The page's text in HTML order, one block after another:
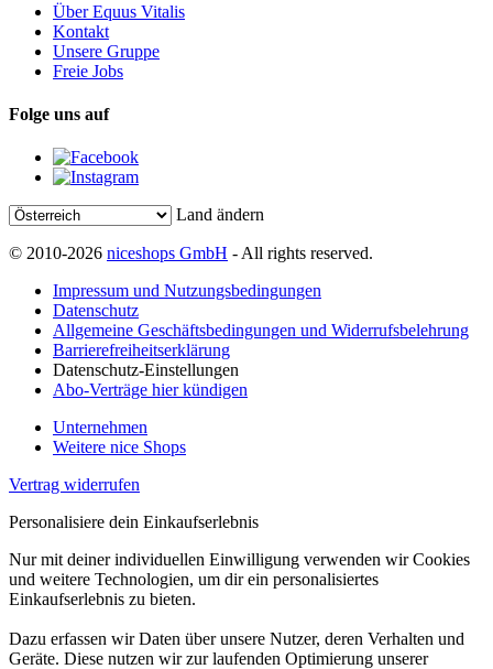
Über Equus Vitalis
Kontakt
Unsere Gruppe
Freie Jobs
Folge uns auf
Land ändern
© 2010-2026 niceshops GmbH - All rights reserved.
Impressum und Nutzungsbedingungen
Datenschutz
Allgemeine Geschäftsbedingungen und Widerrufsbelehrung
Barrierefreiheitserklärung
Datenschutz-Einstellungen
Abo-Verträge hier kündigen
Unternehmen
Weitere nice Shops
Vertrag widerrufen
Personalisiere dein Einkaufserlebnis
Nur mit deiner individuellen Einwilligung verwenden wir Cookies
und weitere Technologien, um dir ein personalisiertes
Einkaufserlebnis zu bieten.
Dazu erfassen wir Daten über unsere Nutzer, deren Verhalten und
Geräte. Diese nutzen wir zur laufenden Optimierung unserer